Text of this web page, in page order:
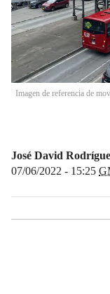
Imagen de referencia de
José David
07/06/2022 - 15:25